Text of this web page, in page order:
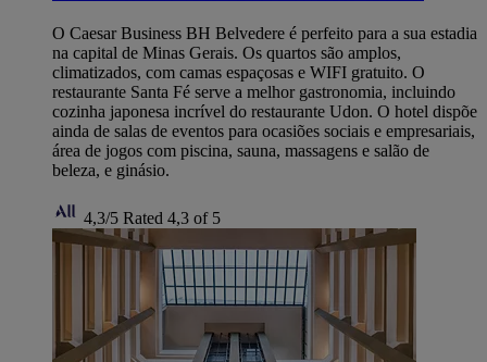
O Caesar Business BH Belvedere é perfeito para a sua estadia
na capital de Minas Gerais. Os quartos são amplos,
climatizados, com camas espaçosas e WIFI gratuito. O
restaurante Santa Fé serve a melhor gastronomia, incluindo
cozinha japonesa incrível do restaurante Udon. O hotel dispõe
ainda de salas de eventos para ocasiões sociais e empresariais,
área de jogos com piscina, sauna, massagens e salão de
beleza, e ginásio.
4,3/5 Rated 4,3 of 5